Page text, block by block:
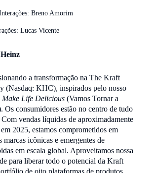
Breno Amorim
Lucas Vicente
a transformação na The Kraft
(Nasdaq: KHC), inspirados pelo nosso
Make Life Delicious (Vamos Tornar a
Os consumidores estão no centro de tudo
vendas líquidas de aproximadamente
2025, estamos comprometidos em
marcas icônicas e emergentes de
em escala global. Aproveitamos nossa
para liberar todo o potencial da Kraft